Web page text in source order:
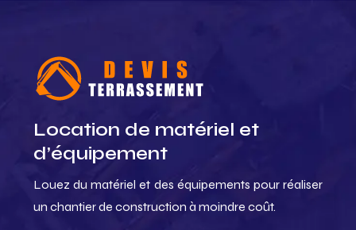
Location de matériel et
d’équipement
Louez du matériel et des équipements pour réaliser
un chantier de construction à moindre coût.